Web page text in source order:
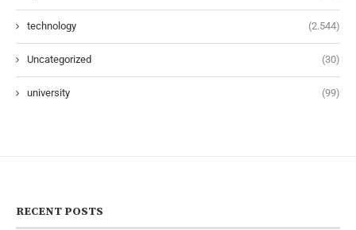
technology (2.544)
Uncategorized (30)
university (99)
RECENT POSTS